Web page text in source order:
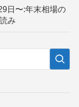
日〜:年末相場の
み